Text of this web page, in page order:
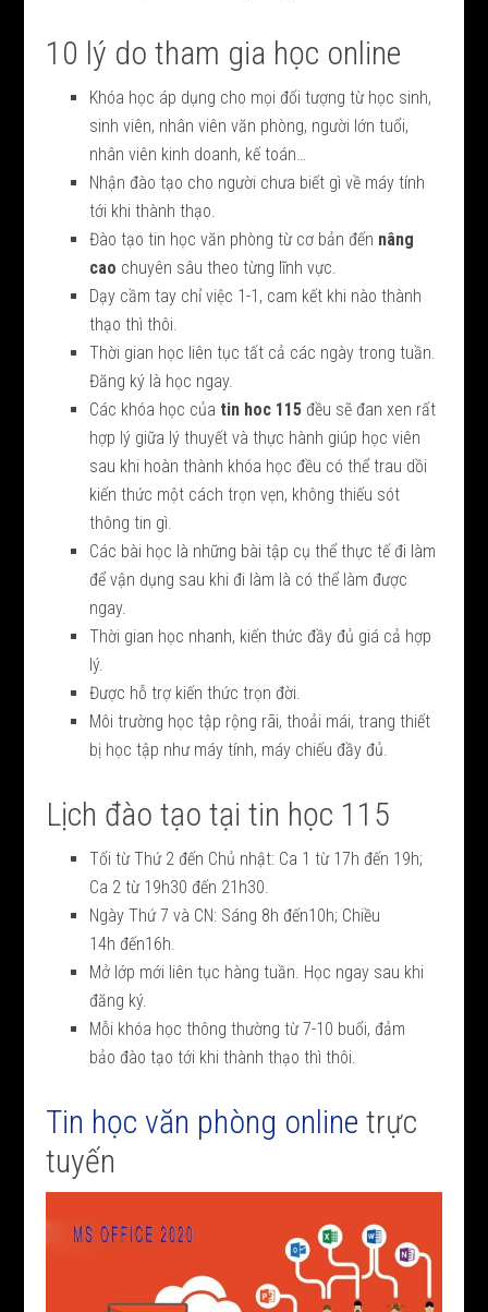
10 lý do tham gia học online
Khóa học áp dụng cho mọi đối tượng từ học sinh,
sinh viên, nhân viên văn phòng, người lớn tuổi,
nhân viên kinh doanh, kế toán…
Nhận đào tạo cho người chưa biết gì về máy tính
tới khi thành thạo.
Đào tạo tin học văn phòng từ cơ bản đến nâng
cao chuyên sâu theo từng lĩnh vực.
Dạy cầm tay chỉ việc 1-1, cam kết khi nào thành
thạo thì thôi.
Thời gian học liên tục tất cả các ngày trong tuần.
Đăng ký là học ngay.
Các khóa học của tin hoc 115 đều sẽ đan xen rất
hợp lý giữa lý thuyết và thực hành giúp học viên
sau khi hoàn thành khóa học đều có thể trau dồi
kiến thức một cách trọn vẹn, không thiếu sót
thông tin gì.
Các bài học là những bài tập cụ thể thực tế đi làm
để vận dụng sau khi đi làm là có thể làm được
ngay.
Thời gian học nhanh, kiến thức đầy đủ giá cả hợp
lý.
Được hỗ trợ kiến thức trọn đời.
Môi trường học tập rộng rãi, thoải mái, trang thiết
bị học tập như máy tính, máy chiếu đầy đủ.
Lịch đào tạo tại tin học 115
Tối từ Thứ 2 đến Chủ nhật: Ca 1 từ 17h đến 19h;
Ca 2 từ 19h30 đến 21h30.
Ngày Thứ 7 và CN: Sáng 8h đến10h; Chiều
14h đến16h.
Mở lớp mới liên tục hàng tuần. Học ngay sau khi
đăng ký.
Mỗi khóa học thông thường từ 7-10 buổi, đảm
bảo đào tạo tới khi thành thạo thì thôi.
Tin học văn phòng online trực
tuyến